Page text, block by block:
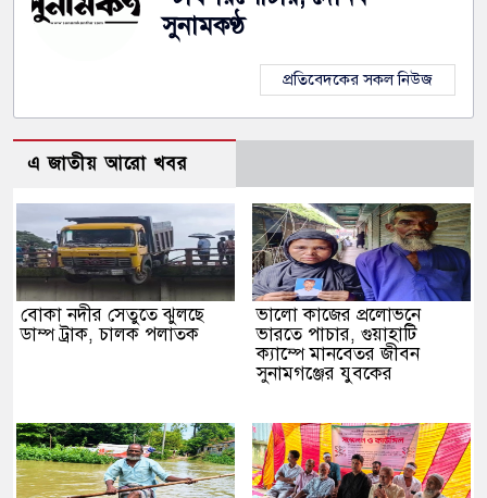
সুনামকণ্ঠ
প্রতিবেদকের সকল নিউজ
এ জাতীয় আরো খবর
বোকা নদীর সেতুতে ঝুলছে
ডাম্প ট্রাক, চালক পলাতক
ভালো কাজের প্রলোভনে
ভারতে পাচার, গুয়াহাটি
ক্যাম্পে মানবেতর জীবন
সুনামগঞ্জের যুবকের